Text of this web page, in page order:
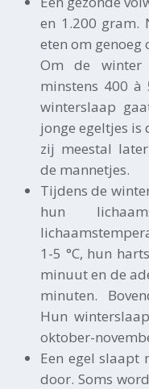
en 1.200 gram.
eten om genoeg
Om de winter
minstens 400
winterslaap
jonge egeltjes is
zij meestal
de mannetjes.
Tijdens de
hun
1-5 °C, hun
minuut en de
minuten.
Hun
oktober-
Een egel slaapt
door. Soms